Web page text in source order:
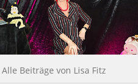
Alle Beiträge von Lisa Fitz